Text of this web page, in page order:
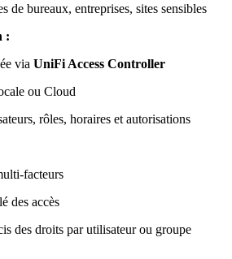
de bureaux, entreprises, sites sensibles
:
via UniFi Access Controller
ou Cloud
rôles, horaires et autorisations
facteurs
des accès
des droits par utilisateur ou groupe